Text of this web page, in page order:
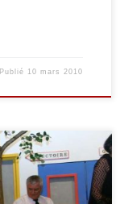
Publié 10 mars 2010